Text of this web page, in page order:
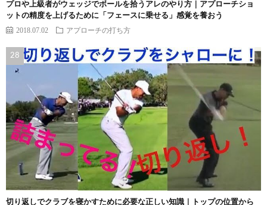
プロや上級者がウェッジでボールを拾うアレのやり方｜アプローチショ
ットの精度を上げるために「フェースに乗せる」感覚を養おう
2018.07.02 アプローチの打ち方
切り返しでクラブを寝かすために必要な正しい知識｜トップの位置から